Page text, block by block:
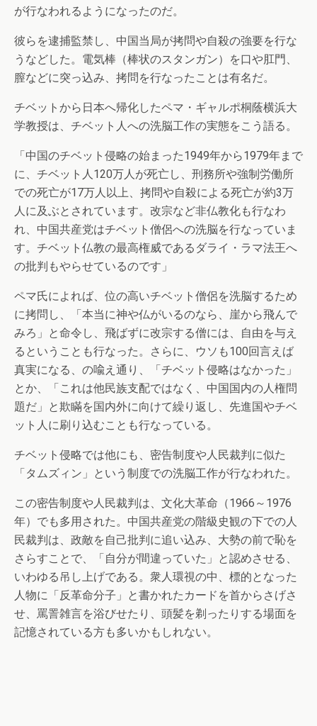
が行なわれるようになったのだ。
彼らを逮捕監禁し、中国当局が拷問や自殺の強要を行な
うなどした。電気棒（棒状のスタンガン）を口や肛門、
膣などに突っ込み、拷問を行なったことは有名だ。
チベットから日本へ帰化したペマ・ギャルポ桐蔭横浜大
学教授は、チベット人への洗脳工作の実態をこう語る。
「中国のチベット侵略の始まった1949年から1979年まで
に、チベット人120万人が死亡し、刑務所や強制労働所
での死亡が17万人以上、拷問や自殺による死亡が約3万
人に及ぶとされています。改宗など非仏教化も行なわ
れ、中国共産党はチベット僧侶への洗脳を行なっていま
す。チベット仏教の最高権威であるダライ・ラマ法王へ
の批判もやらせているのです」
ペマ氏によれば、位の高いチベット僧侶を洗脳するため
に拷問し、「本当に神や仏がいるのなら、崖から飛んで
みろ」と命令し、飛ばずに改宗する僧には、自由を与え
るということも行なった。さらに、ウソも100回言えば
真実になる、の喩え通り、「チベット侵略はなかった」
とか、「これは他民族支配ではなく、中国国内の人権問
題だ」と欺瞞を国内外に向けて繰り返し、先進国やチベ
ット人に刷り込むことも行なっている。
チベット侵略では他にも、密告制度や人民裁判に似た
「タムズィン」という制度での洗脳工作が行なわれた。
この密告制度や人民裁判は、文化大革命（1966～1976
年）でも多用された。中国共産党の階級史観の下での人
民裁判は、政敵を自己批判に追い込み、大勢の前で恥を
さらすことで、「自分が間違っていた」と認めさせる、
いわゆる吊し上げである。衆人環視の中、標的となった
人物に「反革命分子」と書かれたカードを首からさげさ
せ、罵詈雑言を浴びせたり、頭髪を剃ったりする場面を
記憶されている方も多いかもしれない。